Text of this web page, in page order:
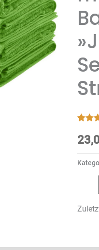
5.00
auf